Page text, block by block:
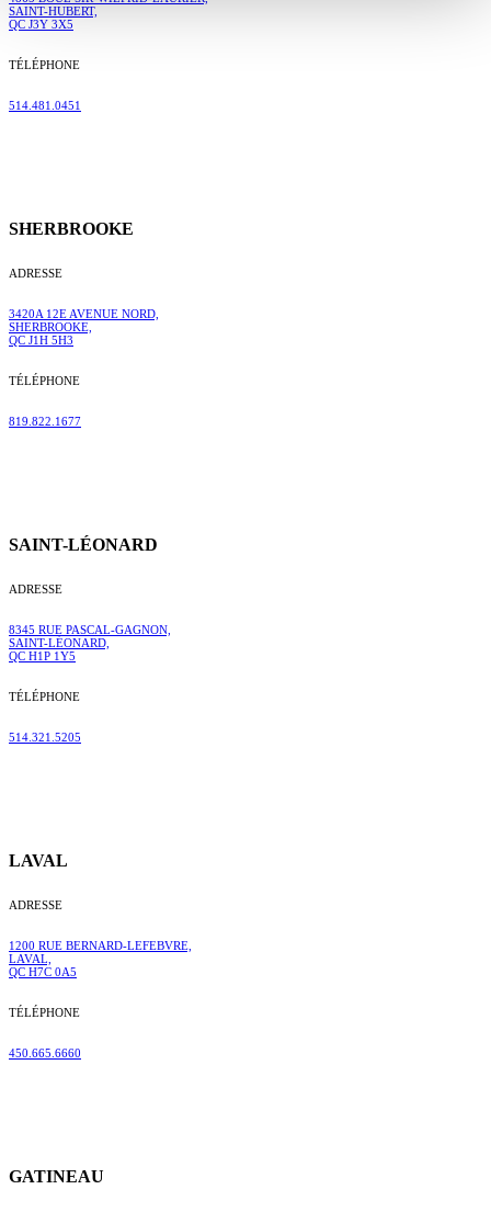
SAINT-HUBERT,
QC J3Y 3X5
TÉLÉPHONE
514.481.0451
SHERBROOKE
ADRESSE
3420A 12E AVENUE NORD,
SHERBROOKE,
QC J1H 5H3
TÉLÉPHONE
819.822.1677
SAINT-LÉONARD
ADRESSE
8345 RUE PASCAL-GAGNON,
SAINT-LÉONARD,
QC H1P 1Y5
TÉLÉPHONE
514.321.5205
LAVAL
ADRESSE
1200 RUE BERNARD-LEFEBVRE,
LAVAL,
QC H7C 0A5
TÉLÉPHONE
450.665.6660
GATINEAU